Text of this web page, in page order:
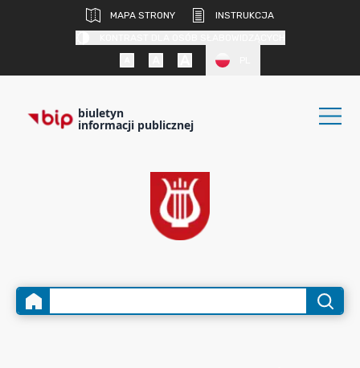
MAPA STRONY
INSTRUKCJA
biuletyn
informacji publicznej